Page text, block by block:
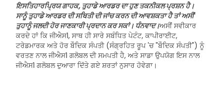
ਇਸਤਿਹਾਰਪ੍ਰਿਯ ਗਾਹਕ, ਤੁਹਾਡੇ ਆਰਡਰ ਦਾ ਹੁਣ ਤਕਨੀਕਲ ਪ੍ਰਸ਼ਨ ਹੈ।
ਸਾਨੂੰ ਤੁਹਾਡੇ ਆਰਡਰ ਦੀ ਸਥਿਤੀ ਦੀ ਜਾਂਚ ਕਰਨ ਦੀ ਆਵਸ਼ਕਤਾ ਹੈ ਤਾਂ ਅਸੀਂ
ਤੁਹਾਨੂੰ ਜਲਦੀ ਹੋਰ ਜਾਣਕਾਰੀ ਪ੍ਰਦਾਨ ਕਰ ਸਕਾਂ। ਧੰਨਵਾਦ।ਅਸੀਂ ਸਵੀਕਾਰ
ਕਰਦੇ ਹਾਂ ਕਿ ਜੀਐਸ1, ਸਾਥ ਹੀ ਸਾਰੇ ਸਬੰਧਿਤ ਪੇਟੰਟ, ਕਾਪੀਰਾਈਟ,
ਟਰੇਡਮਾਰਕ ਅਤੇ ਹੋਰ ਬੌਦਿਕ ਸੰਪਤੀ (ਸੰਗ੍ਰਹਿਤ ਰੂਪ 'ਚ "ਬੌਦਿਕ ਸੰਪਤੀ") ਨੂੰ
ਵਰਤਣ ਨਾਲ ਜੀਐਸ1 ਗਲੋਬਲ ਦੀ ਸਮਪਤੀ ਹੈ, ਅਤੇ ਸਾਡਾ ਉਪਯੋਗ ਇਸ ਨਾਲ
ਜੀਐਸ1 ਗਲੋਬਲ ਦੁਆਰਾ ਦਿੱਤੇ ਗਏ ਸ਼ਰਤਾਂ ਨੁਸਾਰ ਹੋਵੇਗਾ।